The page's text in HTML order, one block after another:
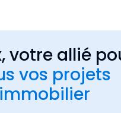
votre allié
vos projets
immobilier